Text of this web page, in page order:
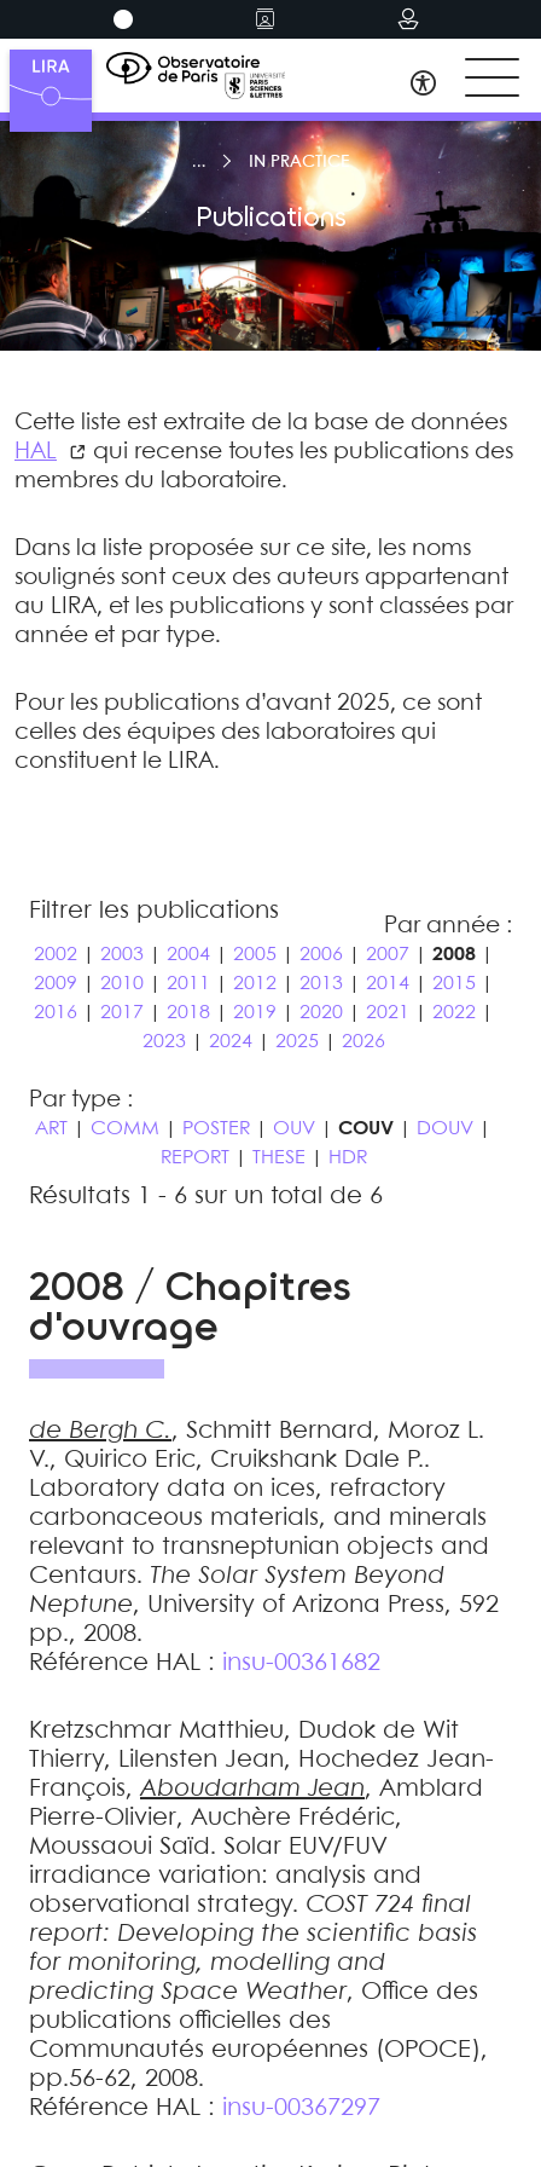
IN PRACTICE
Publications
Cette liste est extraite de la base de données
HAL
qui recense toutes les publications des
membres du laboratoire.
Dans la liste proposée sur ce site, les noms
soulignés sont ceux des auteurs appartenant
au LIRA, et les publications y sont classées par
année et par type.
Pour les publications d’avant 2025, ce sont
celles des équipes des laboratoires qui
constituent le LIRA.
Filtrer les publications
Par année :
2002| 2003| 2004| 2005| 2006 2007 2008|
2009
2010| 2011 2012| 2013| 2014| 2015|
2016
2017 2018| 2019 2020| 2021 2022|
2023| 2024| 2025| 2026
Par type :
ART COMM POSTER OUV COUV DOUV
REPORT
THESE HDR
Résultats 1 - 6 sur un total de 6
2008 / Chapitres
d'ouvrage
de Bergh C., Schmitt Bernard , Moroz L.
V., Quirico Eric, Cruikshank Dale P..
Laboratory data on ices, refractory
carbonaceous materials, and minerals
relevant to transneptunian objects and
Centaurs. The Solar System Beyond
Neptune, University of Arizona Press, 592
pp., 2008.
Référence HAL : insu-00361682
Kretzschmar Matthieu, Dudok de Wit
Thierry, Lilensten Jean, Hochedez Jean-
François,Aboudarham Jean, Amblard
Pierre-Olivier, Auchère Frédéric,
Moussaoui Saïd . Solar EUV/FUV
irradiance variation: analysis and
observational strategy. COST 724 final
report: Developing the scientific basis
for monitoring, modelling and
predicting Space Weather, Office des
publications officielles des
Communautés européennes (OPOCE),
pp.56-62, 2008.
Référence HAL : insu-00367297